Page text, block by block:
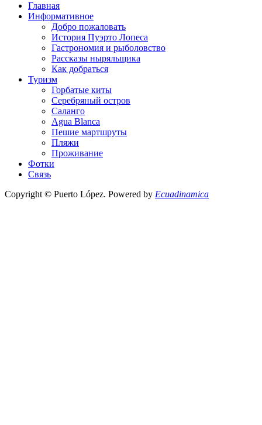
Главная
Информативное
Добро пожаловать
История Пуэрто Лопеса
Гастрономия и рыболовство
Рассказы ныряльщика
Как добраться
Туризм
Горбатые киты
Серебряный остров
Саланго
Agua Blanca
Пешие мартшруты
Пляжи
Проживание
Фотки
Связь
Copyright © Puerto López. Powered by Ecuadinamica